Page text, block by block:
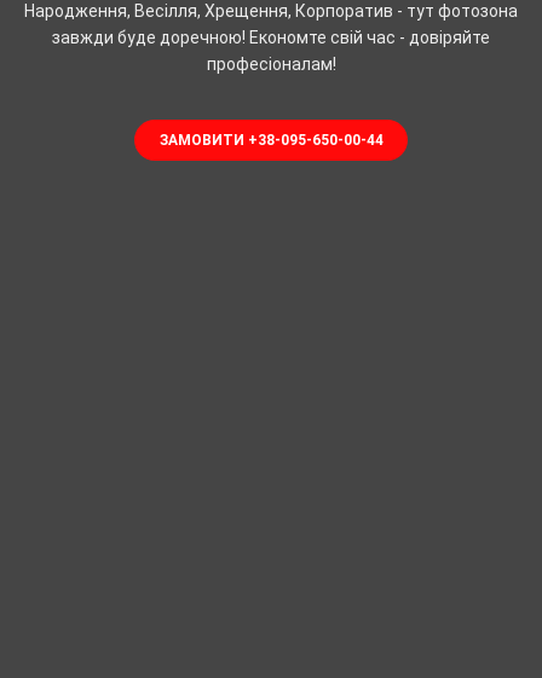
Народження, Весілля, Хрещення, Корпоратив - тут фотозона
завжди буде доречною! Економте свій час - довіряйте
професіоналам!
ЗАМОВИТИ +38-095-650-00-44